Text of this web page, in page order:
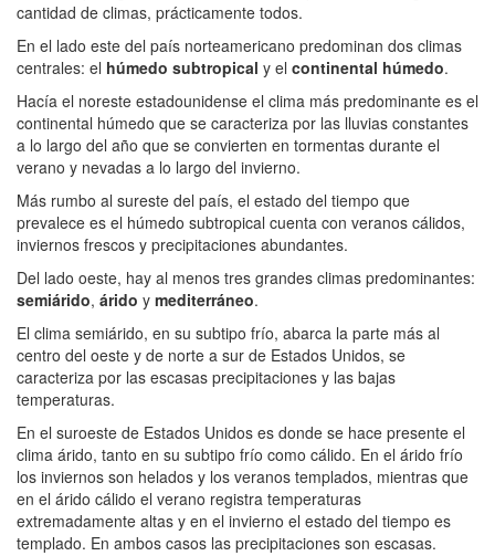
cantidad de climas, prácticamente todos.
En el lado este del país norteamericano predominan dos climas
centrales: el húmedo subtropical y el continental húmedo.
Hacía el noreste estadounidense el clima más predominante es el
continental húmedo que se caracteriza por las lluvias constantes
a lo largo del año que se convierten en tormentas durante el
verano y nevadas a lo largo del invierno.
Más rumbo al sureste del país, el estado del tiempo que
prevalece es el húmedo subtropical cuenta con veranos cálidos,
inviernos frescos y precipitaciones abundantes.
Del lado oeste, hay al menos tres grandes climas predominantes:
semiárido, árido y mediterráneo.
El clima semiárido, en su subtipo frío, abarca la parte más al
centro del oeste y de norte a sur de Estados Unidos, se
caracteriza por las escasas precipitaciones y las bajas
temperaturas.
En el suroeste de Estados Unidos es donde se hace presente el
clima árido, tanto en su subtipo frío como cálido. En el árido frío
los inviernos son helados y los veranos templados, mientras que
en el árido cálido el verano registra temperaturas
extremadamente altas y en el invierno el estado del tiempo es
templado. En ambos casos las precipitaciones son escasas.